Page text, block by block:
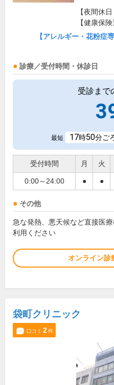
【夜間休
【健康保険
【アレルギー・花粉症
診療／受付時間・休診日
受診まで
最短 17時50分ご
受付時間 月 火
0:00～24:00 ● ●
その他
急な発熱、悪天候など直接医
利用ください
オンライン診
袋町クリニック
口コミ 2件